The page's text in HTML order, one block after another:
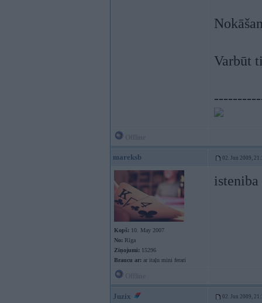
Varbūt
mareksb 02. Jun 2009,
Kopš: 10. May 2007
No: Rīga
Ziņojumi: 15296
Braucu ar: ar itaļu mini ferari
Juzix 02. Jun 2009,